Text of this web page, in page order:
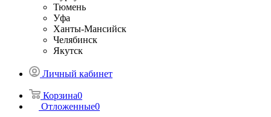
Тюмень
Уфа
Ханты-Мансийск
Челябинск
Якутск
Личный кабинет
Корзина0
Отложенные0